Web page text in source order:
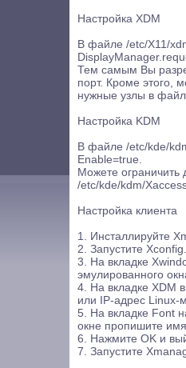
Настройка XDM
В файле /etc/X11/
Тем самым Вы
порт. Кроме этого,
нужные узлы в
Настройка KDM
В файле /etc/kde/
Enable=true.
Можете ограничить
/etc/kde/kdm/
Настройка клиента
1. Инсталлируйте
2. Запустите Xconfig.
3. На вкладке
эмулированного
4. На вкладке XDM
или IP-адрес
5. На вкладке Font
окне пропишите
6. Нажмите OK и
7. Запустите